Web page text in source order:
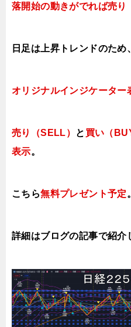
落開始の動きがでれば売り
日足は上昇トレンドのため、
オリジナルインジケーター
売り（SELL） と 買い（
表示。
こちら無料プレゼント予定。
詳細はブログの記事で紹介